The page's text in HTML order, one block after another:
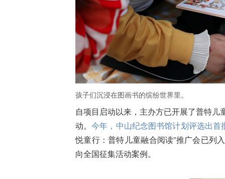
孩子们沉浸在图画书的缤纷世界里。
自项目启动以来，主办方已开展了普特
动。今年，中山纪念图书馆计划评选出首
悦童行：普特儿童融合阅读”推广会已列
向全国征集活动案例。